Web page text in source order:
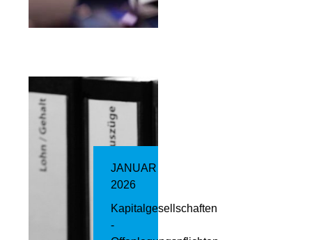
JANUAR
2026
Kapitalgesellschaften
-